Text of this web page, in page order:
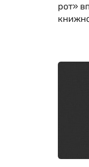
рот»